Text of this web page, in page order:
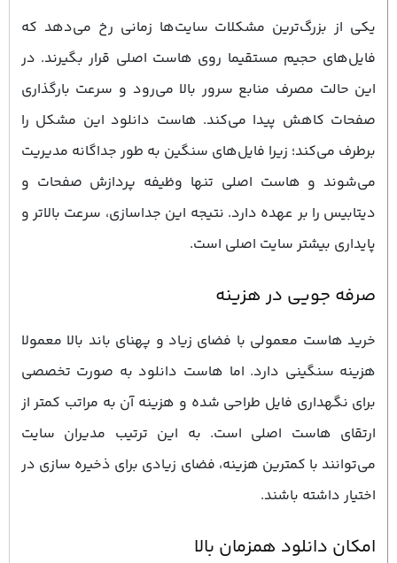
یکی از بزرگ‌ترین مشکلات سایت‌ها زمانی رخ می‌دهد که
فایل‌های حجیم مستقیما روی هاست اصلی قرار بگیرند. در
این حالت مصرف منابع سرور بالا می‌رود و سرعت بارگذاری
صفحات کاهش پیدا می‌کند. هاست دانلود این مشکل را
برطرف می‌کند؛ زیرا فایل‌های سنگین به ‌طور جداگانه مدیریت
می‌شوند و هاست اصلی تنها وظیفه پردازش صفحات و
دیتابیس را بر عهده دارد. نتیجه این جداسازی، سرعت بالاتر و
پایداری بیشتر سایت اصلی است.
صرفه ‌جویی در هزینه
خرید هاست معمولی با فضای زیاد و پهنای باند بالا معمولا
هزینه سنگینی دارد. اما هاست دانلود به ‌صورت تخصصی
برای نگهداری فایل طراحی شده و هزینه آن به مراتب کمتر از
ارتقای هاست اصلی است. به این ترتیب مدیران سایت
می‌توانند با کمترین هزینه، فضای زیادی برای ذخیره‌ سازی در
اختیار داشته باشند.
امکان دانلود همزمان بالا